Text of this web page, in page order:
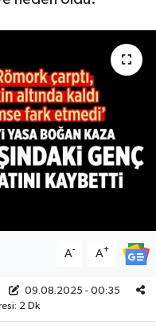
A- A+
09.08.2025 - 00:35
2 Dk